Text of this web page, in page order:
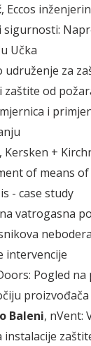
, Eccos
Učka
udruženje za
zaštite od
i
, Kersken +
of means
- case study
vatrogasna
intervencije
Pogled na
proizvođača
Baleni, nVent:
instalacije